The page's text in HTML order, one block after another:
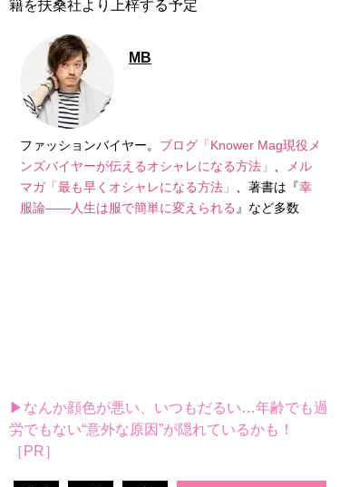
籍を扶桑社より上梓する予定
MB
ファッションバイヤー。 ブログ「Knower Mag現役メ
ンズバイヤーが伝えるオシャレになる方法」
メル
マガ「最も早くオシャレになる方法」
、著書は『幸
服論――人生は服で簡単に変えられる 』など多数
▶なんか顔色が悪い、いつもだるい…年齢でも過
労でもない“意外な原因”が隠れているかも！
［PR］